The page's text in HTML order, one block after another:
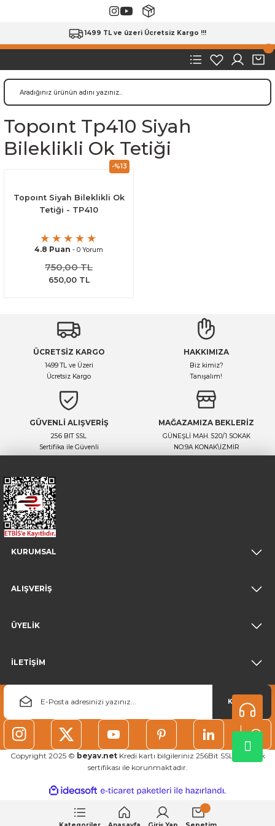
1499 TL ve üzeri Ücretsiz Kargo !!!
Topoınt Tp410 Siyah
Bileklikli Ok Tetiği
-%13
Topoınt Siyah Bileklikli Ok
Tetiği - TP410
4.8 Puan - 0 Yorum
750,00 TL
650,00 TL
ÜCRETSİZ KARGO
1499 TL ve Üzeri
Ücretsiz Kargo
HAKKIMIZA
Biz kimiz?
Tanışalım!
GÜVENLİ ALIŞVERİŞ
256 BIT SSL
Sertifika ile Güvenli
MAĞAZAMIZA BEKLERİZ
GÜNEŞLİ MAH. 520/1 SOKAK
NO:9A KONAK\İZMİR
KURUMSAL
ALIŞVERİŞ
ÜYELİK
İLETİŞİM
KAYDOL
Copyright 2025 © beyav.netKredi kartı bilgileriniz 256Bit SSL güvenlik
sertifikası ile korunmaktadır.
ideasoft
e-
paketleri